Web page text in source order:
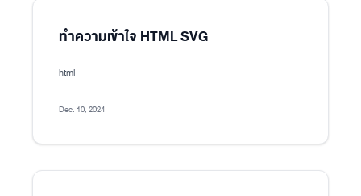
ทำความเข้าใจ HTML SVG
html
Dec. 10, 2024